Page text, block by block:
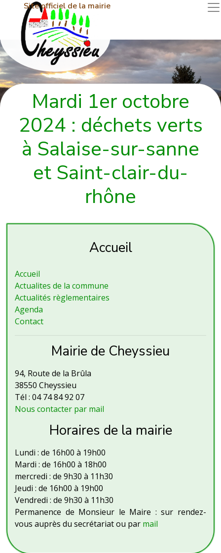
Site officiel de la mairie
Mardi 1er octobre
2024 : déchets verts
à Salaise-sur-sanne
et Saint-clair-du-
rhône
Accueil
Accueil
Actualites de la commune
Actualités règlementaires
Agenda
Contact
Mairie de Cheyssieu
94, Route de la Brûla
38550 Cheyssieu
Tél : 04 74 84 92 07
Nous contacter par mail
Horaires de la mairie
Lundi : de 16h00 à 19h00
Mardi : de 16h00 à 18h00
mercredi : de 9h30 à 11h30
Jeudi : de 16h00 à 19h00
Vendredi : de 9h30 à 11h30
Permanence de Monsieur le Maire : sur rendez-
vous auprès du secrétariat ou par mail